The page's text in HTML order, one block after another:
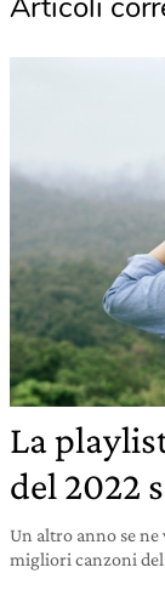
La
del 2022
Un altro anno se ne
migliori canzoni del